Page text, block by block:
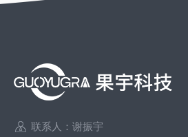
联系人：谢振宇